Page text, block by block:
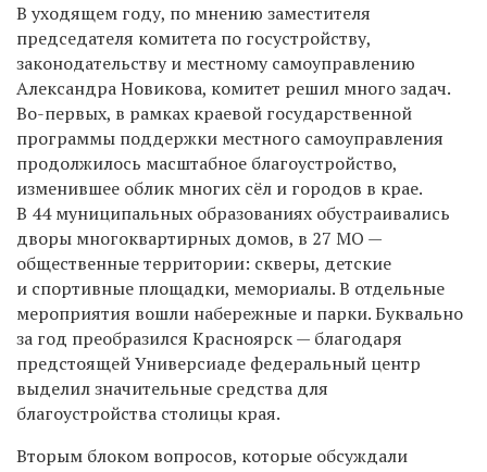
В уходящем году, по мнению заместителя
председателя комитета по госустройству,
законодательству и местному самоуправлению
Александра Новикова, комитет решил много задач.
Во-первых, в рамках краевой государственной
программы поддержки местного самоуправления
продолжилось масштабное благоустройство,
изменившее облик многих сёл и городов в крае.
В 44 муниципальных образованиях обустраивались
дворы многоквартирных домов, в 27 МО —
общественные территории: скверы, детские
и спортивные площадки, мемориалы. В отдельные
мероприятия вошли набережные и парки. Буквально
за год преобразился Красноярск — благодаря
предстоящей Универсиаде федеральный центр
выделил значительные средства для
благоустройства столицы края.
Вторым блоком вопросов, которые обсуждали